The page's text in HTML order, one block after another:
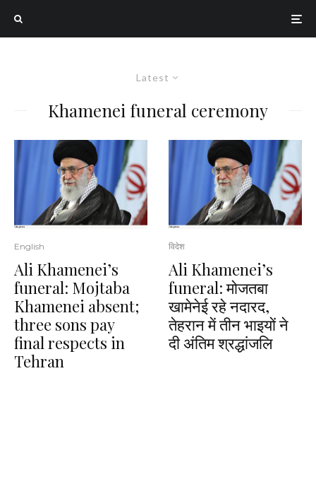
Latest
Khamenei funeral ceremony
English
Ali Khamenei’s
funeral: Mojtaba
Khamenei absent;
three sons pay
final respects in
Tehran
विदेश
Ali Khamenei’s
funeral: मोजतबा
खामेनेई रहे नदारद,
तेहरान में तीन भाइयों ने
दी अंतिम श्रद्धांजलि